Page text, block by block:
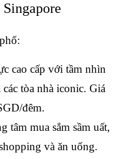
cao cấp với tầm nhìn
tòa nhà iconic. Giá
đêm.
tâm mua sắm sầm uất,
và ăn uống.